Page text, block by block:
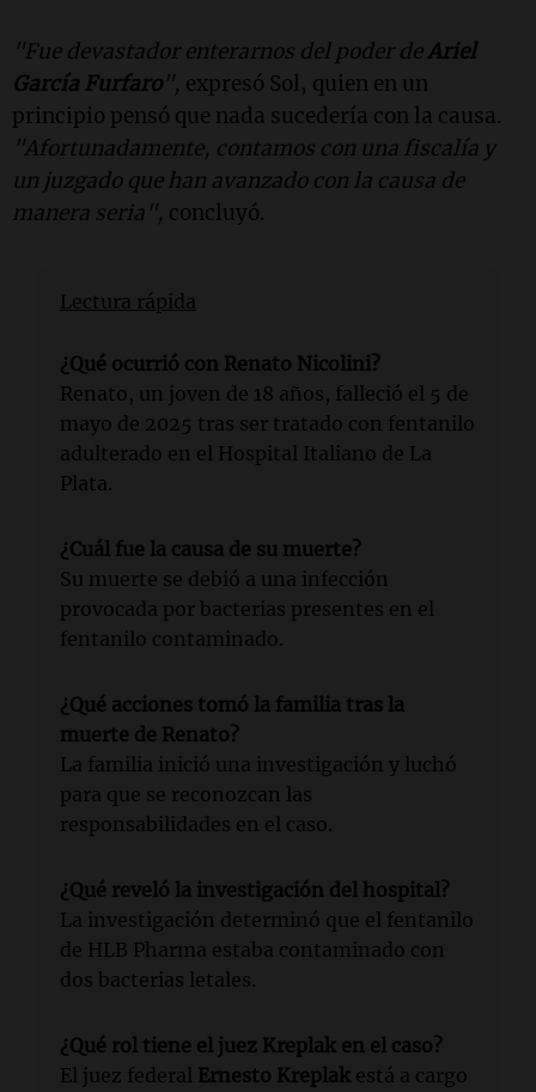
"Fue devastador enterarnos del poder deAriel
García Furfaro", expresó Sol, quien en un
principio pensó que nada sucedería con la causa.
"Afortunadamente, contamos con una fiscalía y
un juzgado que han avanzado con la causa de
manera seria", concluyó.
Lectura rápida
¿Qué ocurrió con Renato Nicolini?
Renato, un joven de 18 años, falleció el 5 de
mayo de 2025 tras ser tratado con fentanilo
adulterado en el Hospital Italiano de La
Plata.
¿Cuál fue la causa de su muerte?
Su muerte se debió a una infección
provocada por bacterias presentes en el
fentanilo contaminado.
¿Qué acciones tomó la familia tras la
muerte de Renato?
La familia inició una investigación y luchó
para que se reconozcan las
responsabilidades en el caso.
¿Qué reveló la investigación del hospital?
La investigación determinó que el fentanilo
de HLB Pharma estaba contaminado con
dos bacterias letales.
¿Qué rol tiene el juez Kreplak en el caso?
El juez federal Ernesto Kreplak está a cargo